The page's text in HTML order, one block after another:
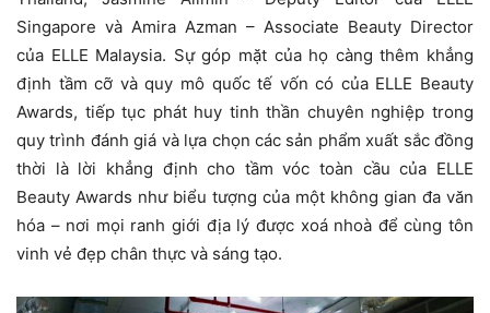
Singapore và Amira Azman – Associate Beauty Director
của ELLE Malaysia. Sự góp mặt của họ càng thêm khẳng
định tầm cỡ và quy mô quốc tế vốn có của ELLE Beauty
Awards, tiếp tục phát huy tinh thần chuyên nghiệp trong
quy trình đánh giá và lựa chọn các sản phẩm xuất sắc đồng
thời là lời khẳng định cho tầm vóc toàn cầu của ELLE
Beauty Awards như biểu tượng của một không gian đa văn
hóa – nơi mọi ranh giới địa lý được xoá nhoà để cùng tôn
vinh vẻ đẹp chân thực và sáng tạo.